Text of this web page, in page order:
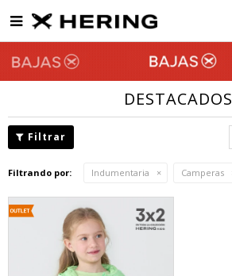

DESTACADOS
Filtrando por: Indumentaria Camperas